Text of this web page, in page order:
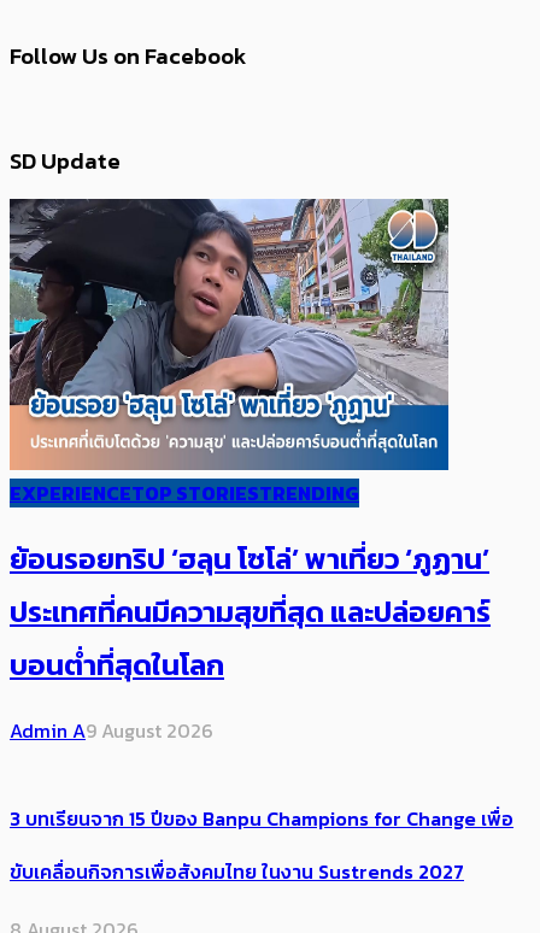
Follow Us on Facebook
SD Update
EXPERIENCETOP STORIESTRENDING
ย้อนรอยทริป ‘ฮลุน โซโล่’ ​​พาเที่ยว ‘ภูฏาน’
ประเทศ​ที่คน​มีความสุข​ที่สุด​​ และปล่อยคาร์​
บอนต่ำที่สุดในโลก
Admin A9 August 2026
3 บทเรียนจาก 15 ปีของ Banpu Champions for Change เพื่อ
ขับเคลื่อนกิจการเพื่อสังคมไทย ในงาน Sustrends 2027